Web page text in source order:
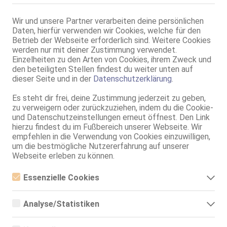
Wir und unsere Partner verarbeiten deine persönlichen
Daten, hierfür verwenden wir Cookies, welche für den
Betrieb der Webseite erforderlich sind. Weitere Cookies
werden nur mit deiner Zustimmung verwendet.
Einzelheiten zu den Arten von Cookies, ihrem Zweck und
den beteiligten Stellen findest du weiter unten auf
dieser Seite und in der Datenschutzerklärung.
Es steht dir frei, deine Zustimmung jederzeit zu geben,
zu verweigern oder zurückzuziehen, indem du die Cookie-
und Datenschutzeinstellungen erneut öffnest. Den Link
hierzu findest du im Fußbereich unserer Webseite. Wir
empfehlen in die Verwendung von Cookies einzuwilligen,
um die bestmögliche Nutzererfahrung auf unserer
Webseite erleben zu können.
Essenzielle Cookies
Essenzielle Cookies sind alle notwendigen Cookies, die für den
ermöglicht werden. Die Webseite kann ohne diese Cookies nicht
Analyse/Statistiken
Analyse- bzw. Statistikcookies sind Cookies, die der Analyse der
Berlin
Trans/Shemale Blanche
TS, 36 Jahre, 80C, KF 36, 1.76m, total rasiert, Latina
AV, 69, NSa, devot, Schmu., Kuscheln, Körperküs., AV b. Ihm
Berlin - Friedrichshain
Berlin-Weißensee